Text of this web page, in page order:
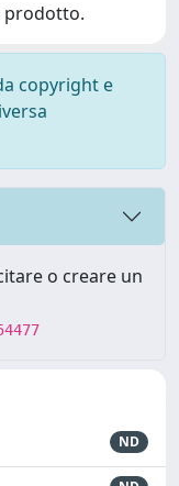
prodotto.
copyright e
o creare un
ND